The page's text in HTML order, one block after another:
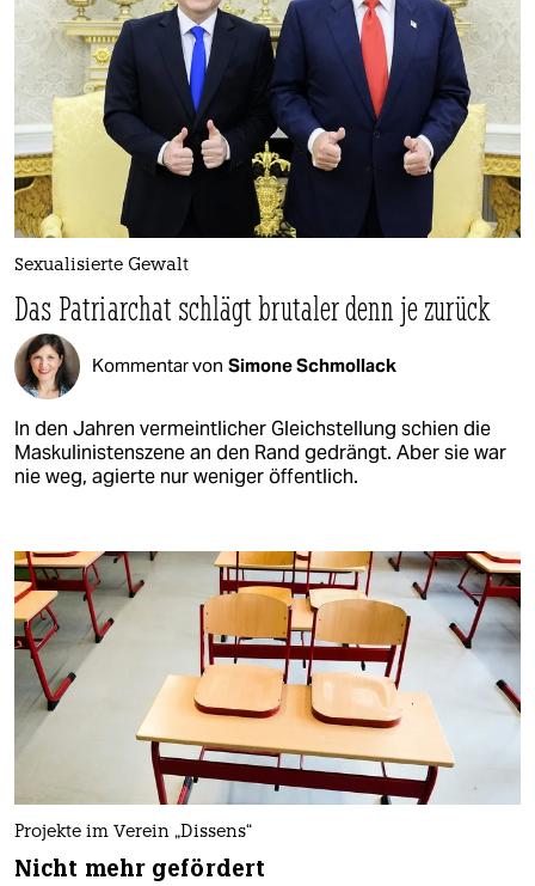
Sexualisierte Gewalt
Das Patriarchat schlägt brutaler denn je zurück
Kommentar von Simone Schmollack
In den Jahren vermeintlicher Gleichstellung schien die
Maskulinistenszene an den Rand gedrängt. Aber sie war
nie weg, agierte nur weniger öffentlich.
Projekte im Verein „Dissens“
Nicht mehr gefördert